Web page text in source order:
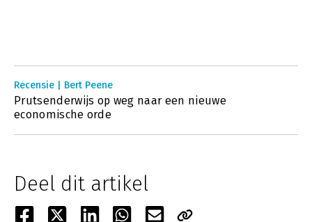
Recensie | Bert Peene
Prutsenderwijs op weg naar een nieuwe
economische orde
Deel dit artikel